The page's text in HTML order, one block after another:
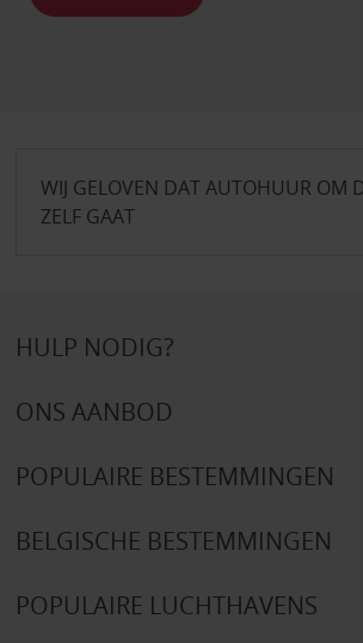
WIJ GELOVEN DAT AUTOHUUR OM
ZELF GAAT
HULP NODIG?
ONS AANBOD
POPULAIRE BESTEMMINGEN
BELGISCHE BESTEMMINGEN
POPULAIRE LUCHTHAVENS